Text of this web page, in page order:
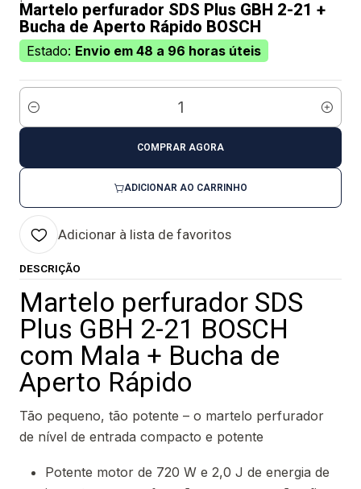
Martelo perfurador SDS Plus GBH 2-21 +
Bucha de Aperto Rápido BOSCH
Estado: Envio em 48 a 96 horas úteis
Quantidade
ADICIONAR AO CARRINHO
COMPRAR AGORA
Adicionar à lista de favoritos
DESCRIÇÃO
Martelo perfurador SDS
Plus GBH 2-21 BOSCH
com Mala + Bucha de
Aperto Rápido
Tão pequeno, tão potente – o martelo perfurador
de nível de entrada compacto e potente
Potente motor de 720 W e 2,0 J de energia de